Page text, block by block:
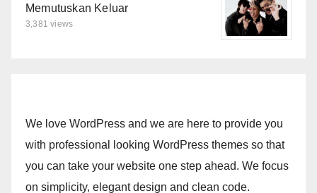
Memutuskan Keluar
3,381 views
We love WordPress and we are here to provide you
with professional looking WordPress themes so that
you can take your website one step ahead. We focus
on simplicity, elegant design and clean code.